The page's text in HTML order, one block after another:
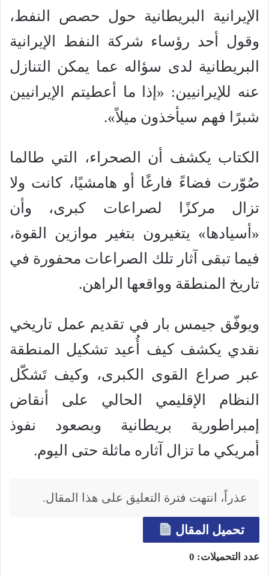
الإيرانية البريطانية حول حصص النفط،
وقول أحد رؤساء شركة النفط الإيرانية
البريطانية لدى سؤاله عما يمكن التنازل
عنه للإيرانيين: «إذا ما أعطيتم الإيرانيين
شبرًا فهم سيأخذون ميلاً».
الكتاب يكشف أن الصحراء، التي طالما
صُوّرت فضاءً فارغًا أو هامشيًا، كانت ولا
تزال مركزًا لصراعات كبرى، وأن
«أسيادها» يتغيرون بتغير موازين القوة،
فيما تبقى آثار تلك الصراعات محفورة في
تاريخ المنطقة وواقعها الراهن.
ويوفّق جيمس بار في تقديم عمل تاريخي
نقدي يكشف كيف أُعيد تشكيل المنطقة
عبر صراع القوى الكبرى، وكيف تَشكّل
النظام الإقليمي الحالي على أنقاض
إمبراطورية بريطانية وبصعود نفوذ
أمريكي ما تزال آثاره ماثلة حتى اليوم.
عذراً، انتهت فترة التعليق على هذا المقال.
تحميل المقال
عدد التحميلات: 0